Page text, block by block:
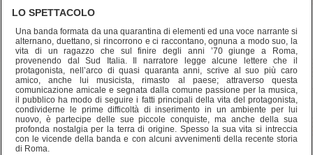
LO SPETTACOLO
Una banda formata da una quarantina di elementi ed una voce narrante si
alternano, duettano, si rincorrono e ci raccontano, ognuna a modo suo, la
vita di un ragazzo che sul finire degli anni ’70 giunge a Roma,
provenendo dal Sud Italia. Il narratore legge alcune lettere che il
protagonista, nell’arco di quasi quaranta anni, scrive al suo più caro
amico, anche lui musicista, rimasto al paese; attraverso questa
comunicazione amicale e segnata dalla comune passione per la musica,
il pubblico ha modo di seguire i fatti principali della vita del protagonista,
condividerne le prime difficoltà di inserimento in un ambiente per lui
nuovo, è partecipe delle sue piccole conquiste, ma anche della sua
profonda nostalgia per la terra di origine. Spesso la sua vita si intreccia
con le vicende della banda e con alcuni avvenimenti della recente storia
di Roma.